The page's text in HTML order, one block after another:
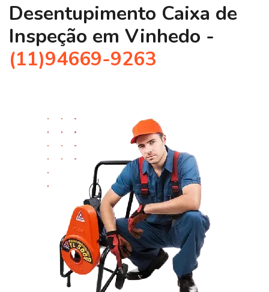
Desentupimento Caixa de
Inspeção em Vinhedo -
(11)94669-9263